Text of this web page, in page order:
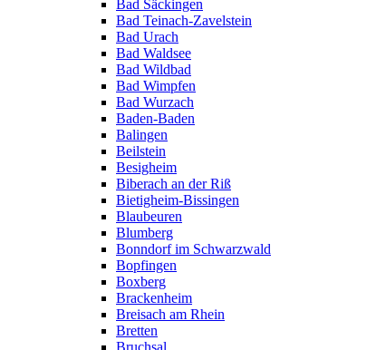
Bad Säckingen
Bad Teinach-Zavelstein
Bad Urach
Bad Waldsee
Bad Wildbad
Bad Wimpfen
Bad Wurzach
Baden-Baden
Balingen
Beilstein
Besigheim
Biberach an der Riß
Bietigheim-Bissingen
Blaubeuren
Blumberg
Bonndorf im Schwarzwald
Bopfingen
Boxberg
Brackenheim
Breisach am Rhein
Bretten
Bruchsal